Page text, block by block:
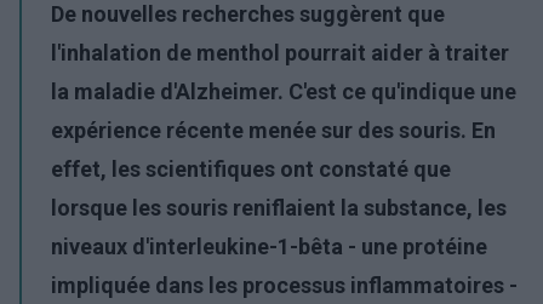
De nouvelles recherches suggèrent que
l'inhalation de menthol pourrait aider à traiter
la maladie d'Alzheimer. C'est ce qu'indique une
expérience récente menée sur des souris. En
effet, les scientifiques ont constaté que
lorsque les souris reniflaient la substance, les
niveaux d'interleukine-1-bêta - une protéine
impliquée dans les processus inflammatoires -